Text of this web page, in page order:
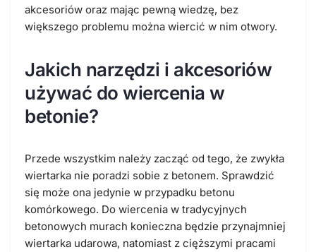
akcesoriów oraz mając pewną wiedzę, bez
większego problemu można wiercić w nim otwory.
Jakich narzędzi i akcesoriów
używać do wiercenia w
betonie?
Przede wszystkim należy zacząć od tego, że zwykła
wiertarka nie poradzi sobie z betonem. Sprawdzić
się może ona jedynie w przypadku betonu
komórkowego. Do wiercenia w tradycyjnych
betonowych murach konieczna będzie przynajmniej
wiertarka udarowa, natomiast z cięższymi pracami